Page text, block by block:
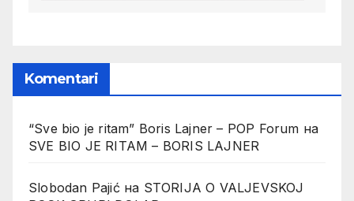
Komentari
“Sve bio je ritam” Boris Lajner – POP Forum на
SVE BIO JE RITAM – BORIS LAJNER
Slobodan Pajićна STORIJA O VALJEVSKOJ